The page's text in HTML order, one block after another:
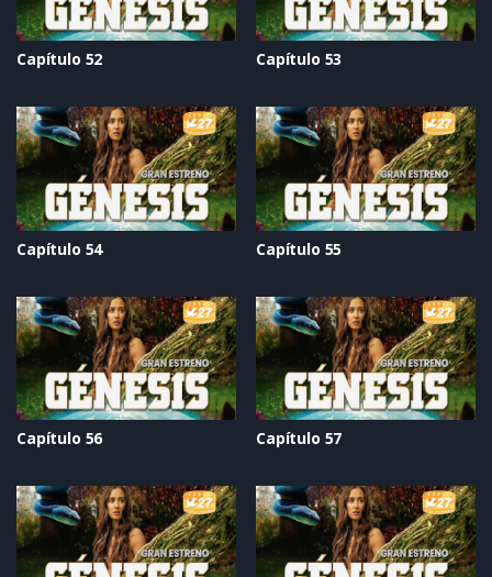
Capítulo 52 Capítulo 53
Capítulo 54 Capítulo 55
Capítulo 56 Capítulo 57